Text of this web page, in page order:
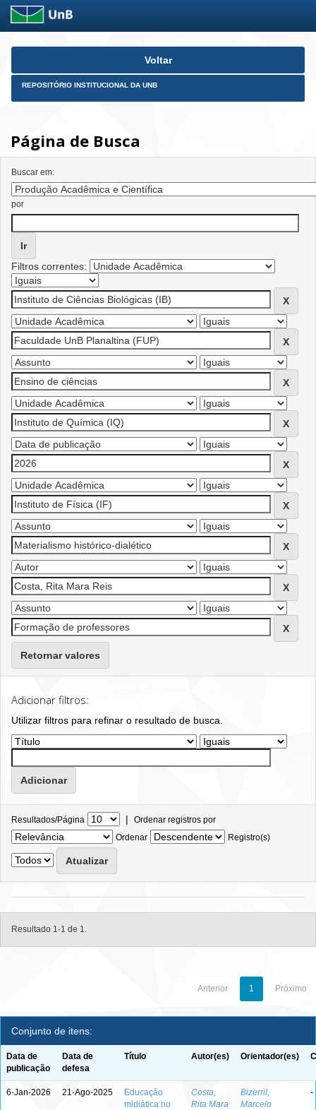
Skip
Voltar
REPOSITÓRIO INSTITUCIONAL DA UNB
Página de Busca
Buscar em:
por
Filtros correntes:
Retornar valores
Adicionar filtros:
Utilizar filtros para refinar o resultado de busca.
Resultados/Página | Ordenar registros por
Ordenar
Registro(s)
Resultado 1-1 de 1.
Anterior 1 Próximo
Conjunto de itens:
Data de
publicação
Data de
defesa
Título Autor(es) Orientador(es)
6-Jan-2026 21-Ago-2025
Educação
midiática no
Costa,
Rita Mara
Bizerril,
Marcelo
-